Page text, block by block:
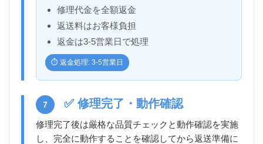
修理代金を全額返金
返送料はお客様負担
返金は3-5営業日で処理
⏱️ 返金処理: 3-5営業日
7 ✅ 修理完了・動作確認
修理完了後は厳格な品質チェックと動作確認を実施
し、完全に動作することを確認してから返送準備に